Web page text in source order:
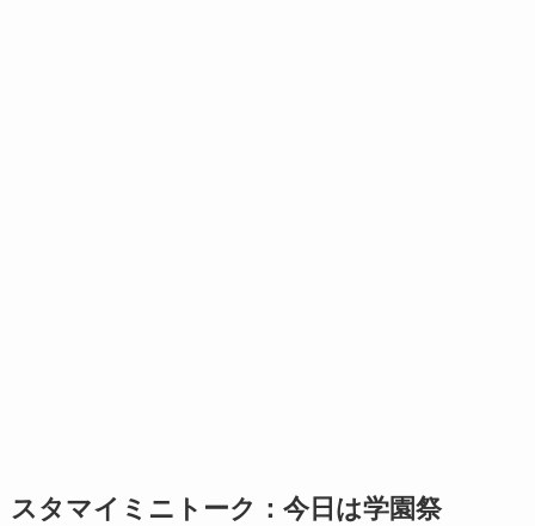
スタマイミニトーク：今日は学園祭